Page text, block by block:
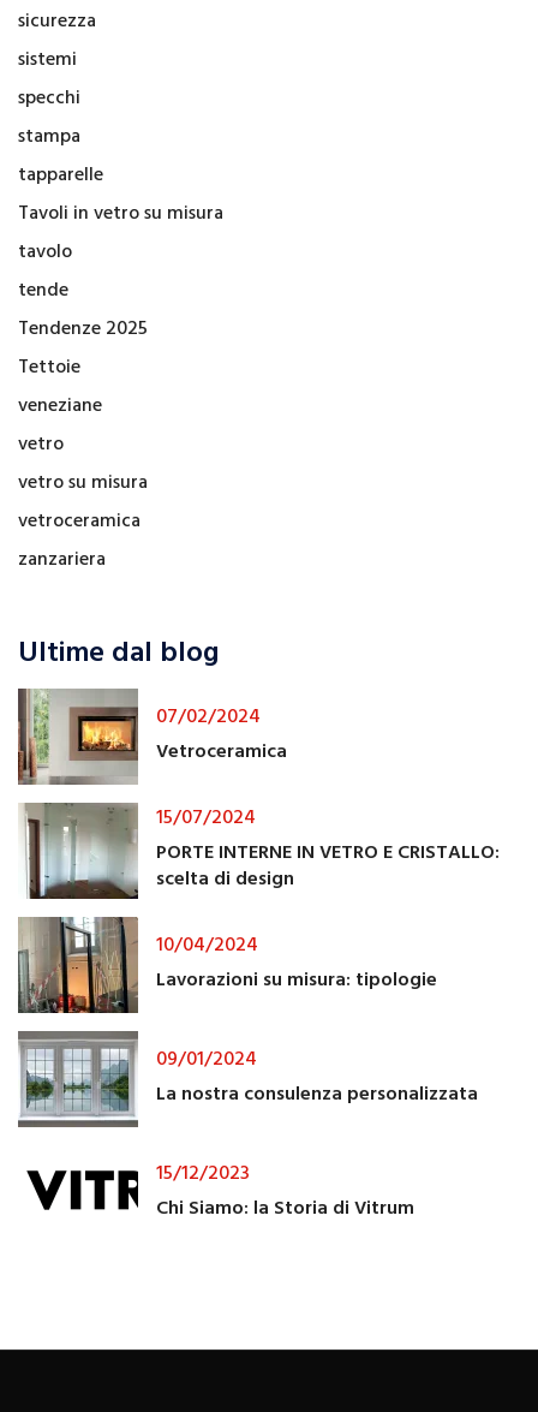
sicurezza
sistemi
specchi
stampa
tapparelle
Tavoli in vetro su misura
tavolo
tende
Tendenze 2025
Tettoie
veneziane
vetro
vetro su misura
vetroceramica
zanzariera
Ultime dal blog
07/02/2024
Vetroceramica
15/07/2024
PORTE INTERNE IN VETRO E CRISTALLO:
scelta di design
10/04/2024
Lavorazioni su misura: tipologie
09/01/2024
La nostra consulenza personalizzata
15/12/2023
Chi Siamo: la Storia di Vitrum